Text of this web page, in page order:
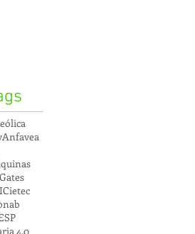
Anfavea
Cietec
4.0